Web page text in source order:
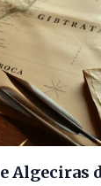
Algeciras